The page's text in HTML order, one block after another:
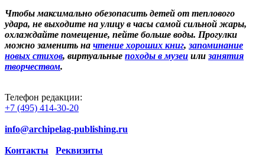
Чтобы максимально обезопасить детей от теплового
удара, не выходите на улицу в часы самой сильной жары,
охлаждайте помещение, пейте больше воды. Прогулки
можно заменить на чтение хороших книг, запоминание
новых стихов, виртуальные походы в музеи или занятия
творчеством.
Телефон редакции:
+7 (495) 414-30-20
info@archipelag-publishing.ru
Контакты Реквизиты